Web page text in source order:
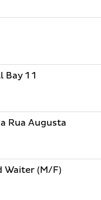
1 1
Rua Augusta
Waiter (M/F)